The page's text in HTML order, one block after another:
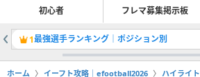
初心者 フレマ募集掲示板
1最強選手ランキング｜ポジション別
ホーム イーフト攻略｜efootball2026 ハイライト